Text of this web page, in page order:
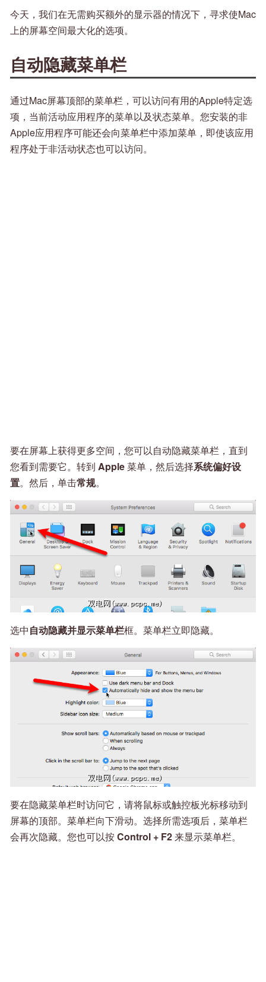
今天，我们在无需购买额外的显示器的情况下，寻求使Mac
上的屏幕空间最大化的选项。
自动隐藏菜单栏
通过Mac屏幕顶部的菜单栏，可以访问有用的Apple特定选
项，当前活动应用程序的菜单以及状态菜单。您安装的非
Apple应用程序可能还会向菜单栏中添加菜单，即使该应用
程序处于非活动状态也可以访问。
要在屏幕上获得更多空间，您可以自动隐藏菜单栏，直到
您看到需要它。转到 Apple菜单，然后选择系统偏好设
置。然后，单击常规。
选中自动隐藏并显示菜单栏框。菜单栏立即隐藏。
要在隐藏菜单栏时访问它，请将鼠标或触控板光标移动到
屏幕的顶部。菜单栏向下滑动。选择所需选项后，菜单栏
会再次隐藏。您也可以按Control + F2来显示菜单栏。